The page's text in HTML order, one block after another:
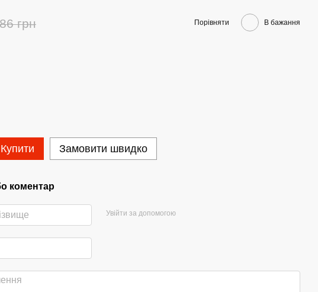
грн Порівняти В бажання
Купити Замовити швидко
коментар
Увійти за допомогою